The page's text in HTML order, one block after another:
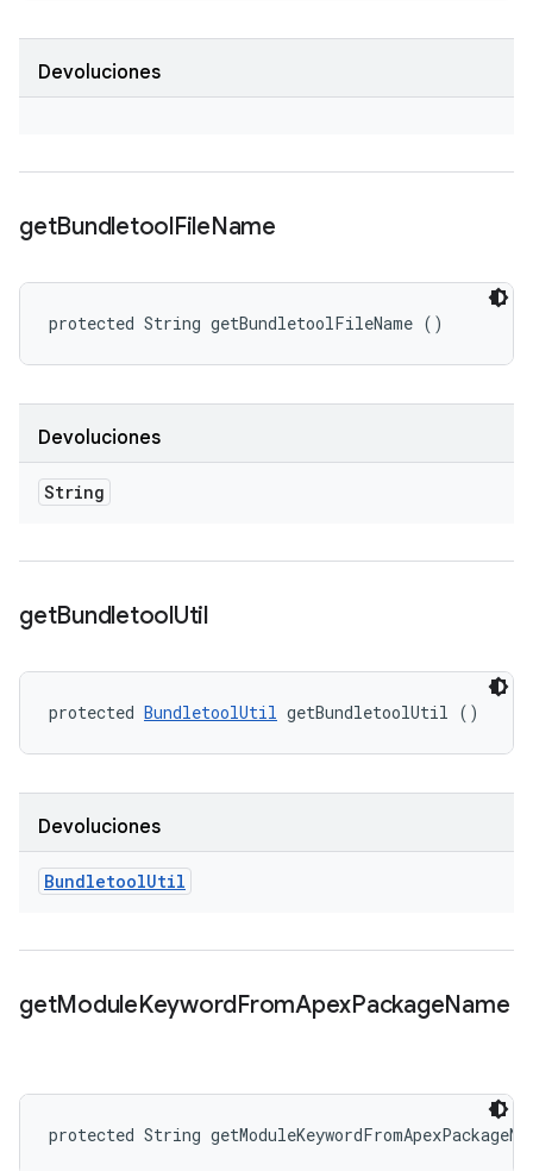
Devoluciones
getBundletoolFileName
protected String getBundletoolFileName ()
Devoluciones
String
getBundletoolUtil
protected BundletoolUtil getBundletoolUtil ()
Devoluciones
BundletoolUtil
getModuleKeywordFromApexPackageName
protected String